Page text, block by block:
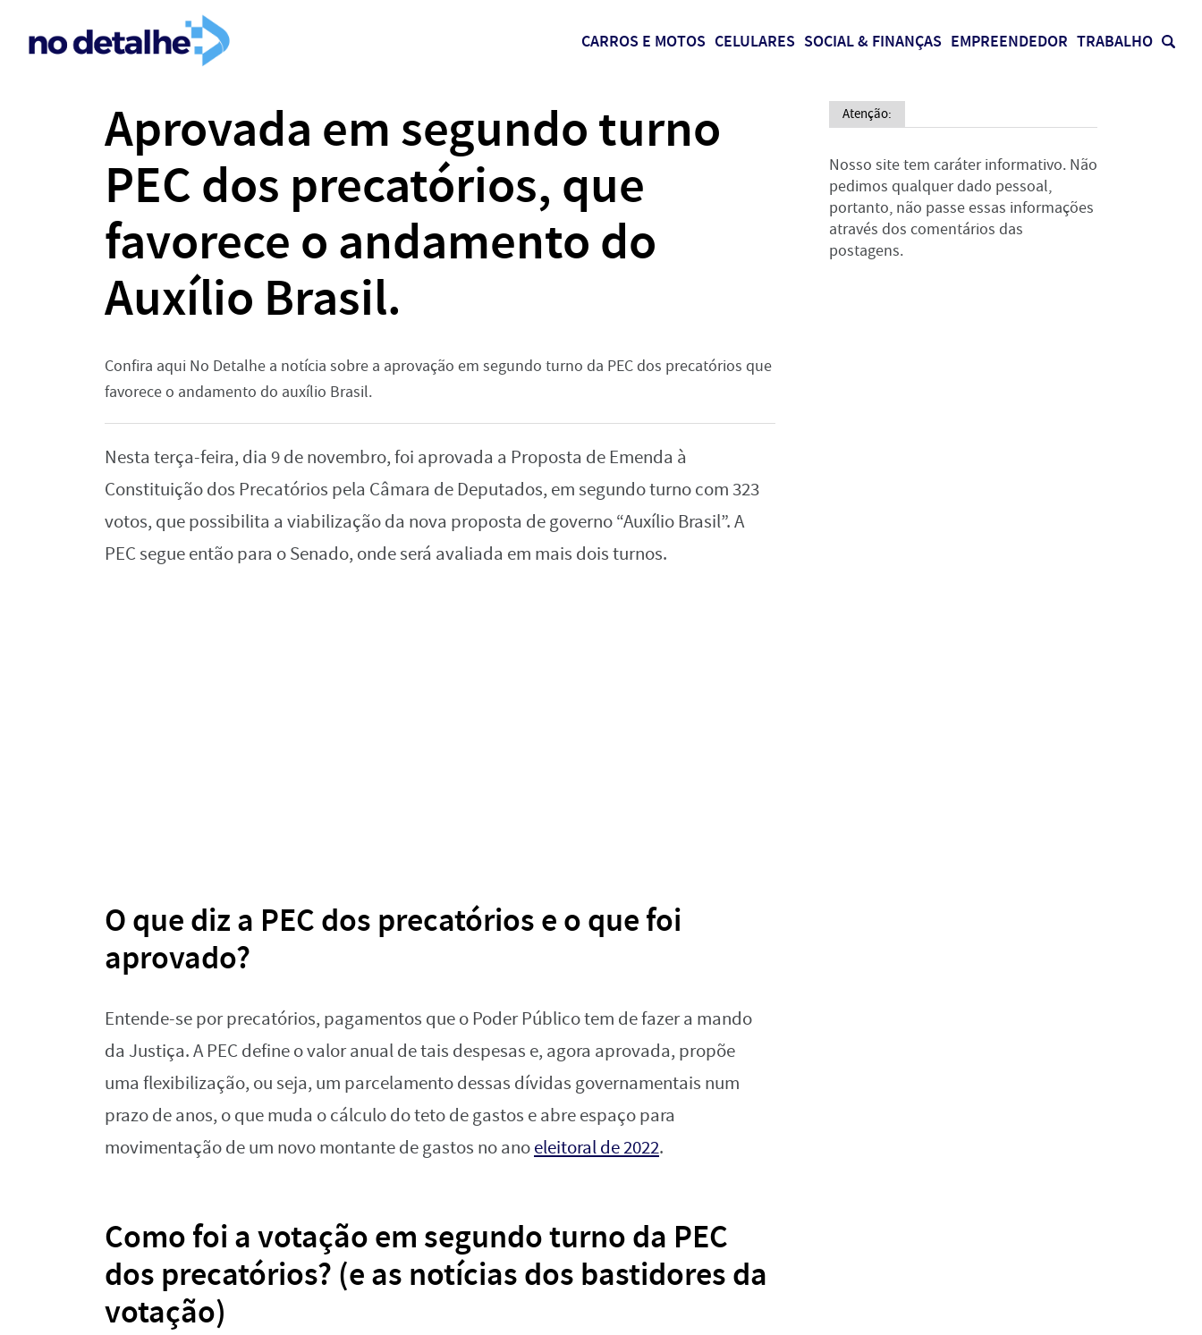
CARROS E MOTOS CELULARES SOCIAL & FINANÇAS EMPREENDEDOR TRABALHO
Aprovada em segundo turno
PEC dos precatórios, que
favorece o andamento do
Auxílio Brasil.
Confira aqui No Detalhe a notícia sobre a aprovação em segundo turno da PEC dos precatórios que
favorece o andamento do auxílio Brasil.
Nesta terça-feira, dia 9 de novembro, foi aprovada a Proposta de Emenda à
Constituição dos Precatórios pela Câmara de Deputados, em segundo turno com 323
votos, que possibilita a viabilização da nova proposta de governo “Auxílio Brasil”. A
PEC segue então para o Senado, onde será avaliada em mais dois turnos.
O que diz a PEC dos precatórios e o que foi
aprovado?
Entende-se por precatórios, pagamentos que o Poder Público tem de fazer a mando
da Justiça. A PEC define o valor anual de tais despesas e, agora aprovada, propõe
uma flexibilização, ou seja, um parcelamento dessas dívidas governamentais num
prazo de anos, o que muda o cálculo do teto de gastos e abre espaço para
movimentação de um novo montante de gastos no anoeleitoral de 2022.
Como foi a votação em segundo turno da PEC
dos precatórios? (e as notícias dos bastidores da
votação)
Atenção:
Nosso site tem caráter informativo. Não
pedimos qualquer dado pessoal,
portanto, não passe essas informações
através dos comentários das
postagens.